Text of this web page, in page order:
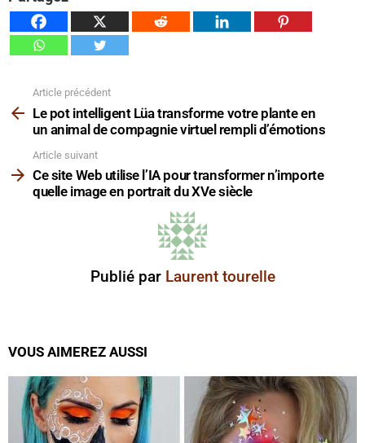
plus
Article précédent
Le pot intelligent Lüa transforme votre plante en
un animal de compagnie virtuel rempli d’émotions
Article suivant
Ce site Web utilise l’IA pour transformer n’importe
quelle image en portrait du XVe siècle
Publié par Laurent tourelle
VOUS AIMEREZ AUSSI